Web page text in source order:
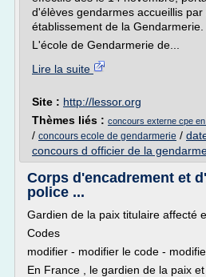
d'élèves gendarmes accueillis
établissement de la Gendarmerie.
L'école de Gendarmerie de...
Lire la suite
Site : http://lessor.org
Thèmes liés : concours externe cpe
/ concours ecole de gendarmerie /
concours d officier de la
Corps d'encadrement et
police ...
Gardien de la paix titulaire affecté
Codes
modifier - modifier le code -
En France , le gardien de la paix